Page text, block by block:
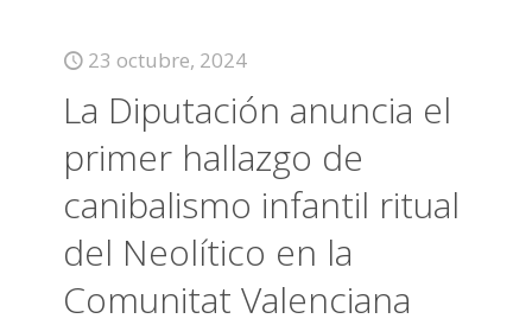
23 octubre, 2024
La Diputación anuncia el
primer hallazgo de
canibalismo infantil ritual
del Neolítico en la
Comunitat Valenciana